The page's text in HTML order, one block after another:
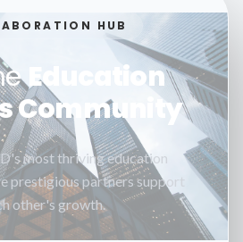
HUB
Education
Community
most thriving education
prestigious partners support
other's growth.